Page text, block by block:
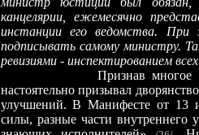
канцелярии, ежемесячно
инстанции его ведомства.
подписывать самому министру.
ревизиями -инспектированием
Признав многое в
настоятельно призывал
улучшений. В Манифесте от 13
силы, разные части внутреннего